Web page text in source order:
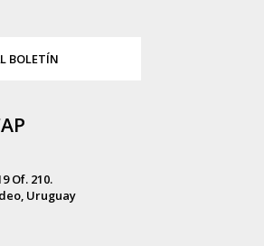
BOLETÍN
Of. 210.
Uruguay